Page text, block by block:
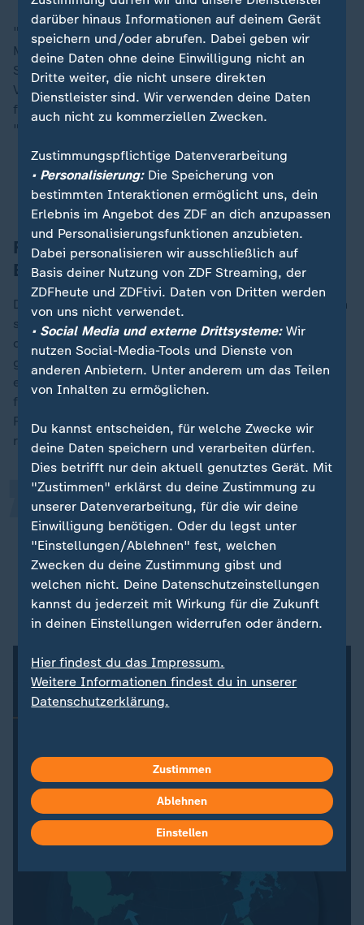
"Die Kosten für unsere Unternehmen sind bereits im
Milliardenbereich - und mit jedem Tag wächst die
Summe", klagt Hildegard Müller. Die Präsidentin des
Verbandes der Deutschen Automobilindustrie (VDA)
fordert daher, dass die USA und die EU
"schnellstmöglich eine Lösung finden müssen."
US-Zollstreit: Welche EU-Staaten am stärksten
betroffen wären
Freihandelszonen und europäischer
Binnenmarkt als Antwort
Die Abhängigkeit vom US-Markt verringern, das haben
sich sowohl die heimischen Maschinenbauer als auch
der deutsche Groß- und Außenhandel auf ihre Fahnen
geschrieben. Während der VDMA mit seiner Aussage
einen noch intensiveren europäischen Binnenhandel
fordert, zielt BGA-Präsident Jandura auf eine
Freihandelszone mit den Asean-Staaten und eine
rasche Ratifizierung des Mercosur-Abkommens ab.
Wir brauchen eine demokratische
Handelskoalition der Willigen, gerne
mit, aber zur Not auch ohne die
Vereinigten Staaten.
„
Dirk Jandura, BGA-Präsident
darüber hinaus Informationen auf deinem Gerät
speichern und/oder abrufen. Dabei geben wir
deine Daten ohne deine Einwilligung nicht an
Dritte weiter, die nicht unsere direkten
Dienstleister sind. Wir verwenden deine Daten
auch nicht zu kommerziellen Zwecken.
Zustimmungspflichtige Datenverarbeitung
• Personalisierung:Die Speicherung von
bestimmten Interaktionen ermöglicht uns, dein
Erlebnis im Angebot des ZDF an dich anzupassen
und Personalisierungsfunktionen anzubieten.
Dabei personalisieren wir ausschließlich auf
Basis deiner Nutzung von ZDF Streaming, der
ZDFheute und ZDFtivi. Daten von Dritten werden
von uns nicht verwendet.
• Social Media und externe Drittsysteme:Wir
nutzen Social-Media-Tools und Dienste von
anderen Anbietern. Unter anderem um das Teilen
von Inhalten zu ermöglichen.
Du kannst entscheiden, für welche Zwecke wir
deine Daten speichern und verarbeiten dürfen.
Dies betrifft nur dein aktuell genutztes Gerät. Mit
"Zustimmen" erklärst du deine Zustimmung zu
unserer Datenverarbeitung, für die wir deine
Einwilligung benötigen. Oder du legst unter
"Einstellungen/Ablehnen" fest, welchen
Zwecken du deine Zustimmung gibst und
welchen nicht. Deine Datenschutzeinstellungen
kannst du jederzeit mit Wirkung für die Zukunft
in deinen Einstellungen widerrufen oder ändern.
Hier findest du das Impressum.
Weitere Informationen findest du in unserer
Datenschutzerklärung.
Zustimmen
Ablehnen
Einstellen